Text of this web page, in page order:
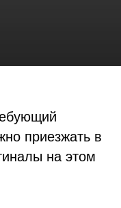
приезжать в
на этом